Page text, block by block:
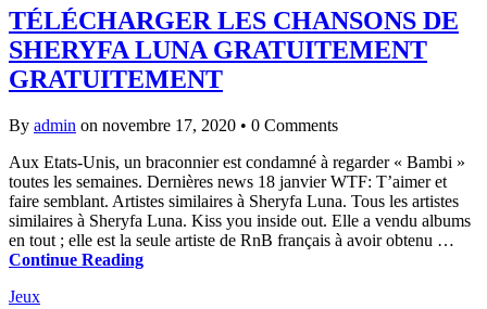
TÉLÉCHARGER LES CHANSONS DE
SHERYFA LUNA GRATUITEMENT
GRATUITEMENT
By admin on novembre 17, 2020 • 0 Comments
Aux Etats-Unis, un braconnier est condamné à regarder « Bambi »
toutes les semaines. Dernières news 18 janvier WTF: T’aimer et
faire semblant. Artistes similaires à Sheryfa Luna. Tous les artistes
similaires à Sheryfa Luna. Kiss you inside out. Elle a vendu albums
en tout ; elle est la seule artiste de RnB français à avoir obtenu …
Continue Reading
Jeux